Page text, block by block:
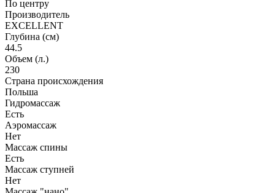
По центру
Производитель
EXCELLENT
Глубина (см)
44.5
Объем (л.)
230
Страна происхождения
Польша
Гидромассаж
Есть
Аэромассаж
Нет
Массаж спины
Есть
Массаж ступней
Нет